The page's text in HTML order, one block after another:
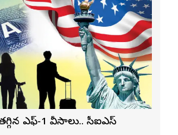
ఎఫ్-1 వీసాలు.. సీఐఎస్